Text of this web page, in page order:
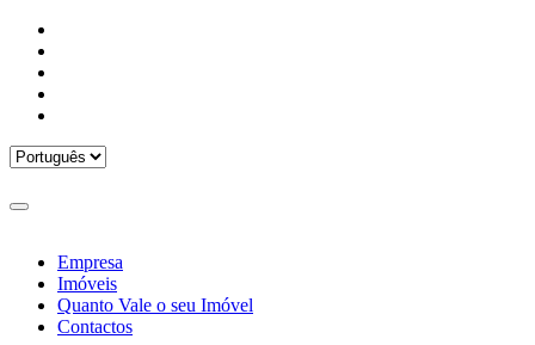
Empresa
Imóveis
Quanto Vale o seu Imóvel
Contactos